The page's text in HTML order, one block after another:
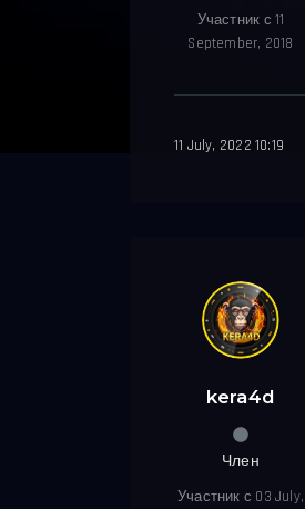
Участник с 11
September, 2018
11 July, 2022 10:19
kera4d
Член
Участник с 03 July,